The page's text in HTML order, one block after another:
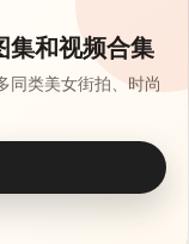
集和视频合集
同类美女街拍、时尚